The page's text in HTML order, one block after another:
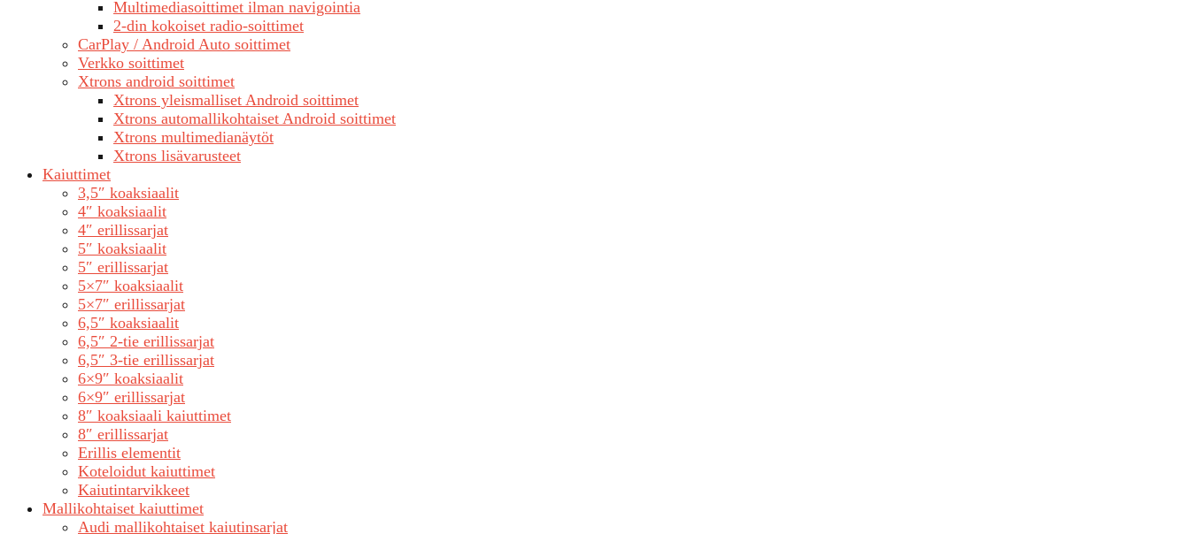
Multimediasoittimet ilman navigointia
2-din kokoiset radio-soittimet
CarPlay / Android Auto soittimet
Verkko soittimet
Xtrons android soittimet
Xtrons yleismalliset Android soittimet
Xtrons automallikohtaiset Android soittimet
Xtrons multimedianäytöt
Xtrons lisävarusteet
Kaiuttimet
3,5″ koaksiaalit
4″ koaksiaalit
4″ erillissarjat
5″ koaksiaalit
5″ erillissarjat
5×7″ koaksiaalit
5×7″ erillissarjat
6,5″ koaksiaalit
6,5″ 2-tie erillissarjat
6,5″ 3-tie erillissarjat
6×9″ koaksiaalit
6×9″ erillissarjat
8″ koaksiaali kaiuttimet
8″ erillissarjat
Erillis elementit
Koteloidut kaiuttimet
Kaiutintarvikkeet
Mallikohtaiset kaiuttimet
Audi mallikohtaiset kaiutinsarjat